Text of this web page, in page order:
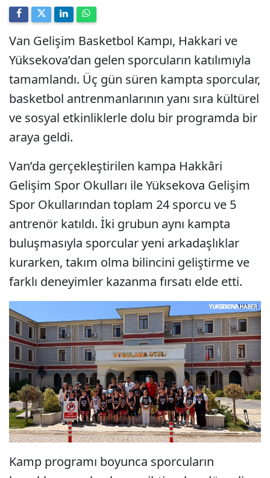
Van Gelişim Basketbol Kampı, Hakkari ve
Yüksekova’dan gelen sporcuların katılımıyla
tamamlandı. Üç gün süren kampta sporcular,
basketbol antrenmanlarının yanı sıra kültürel
ve sosyal etkinliklerle dolu bir programda bir
araya geldi.
Van’da gerçekleştirilen kampa Hakkâri
Gelişim Spor Okulları ile Yüksekova Gelişim
Spor Okullarından toplam 24 sporcu ve 5
antrenör katıldı. İki grubun aynı kampta
buluşmasıyla sporcular yeni arkadaşlıklar
kurarken, takım olma bilincini geliştirme ve
farklı deneyimler kazanma fırsatı elde etti.
Kamp programı boyunca sporcuların